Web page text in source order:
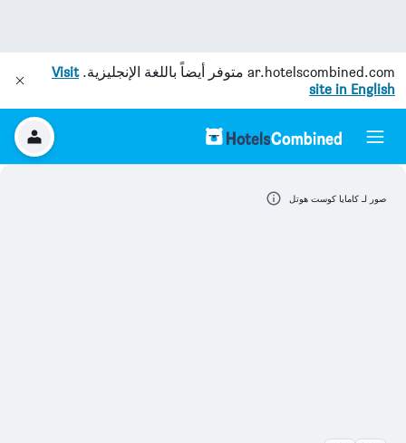
ar.hotelscombined.com متوفر أيضاً باللغة الإنجليزية.Visit
site in English
صور لـ كامايا كوست هوتل